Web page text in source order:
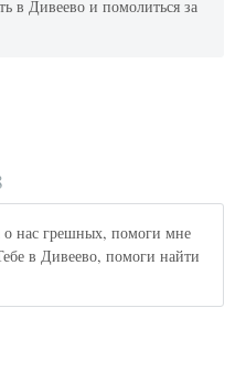
в Дивеево и помолиться за
нас грешных, помоги мне
в Дивеево, помоги найти